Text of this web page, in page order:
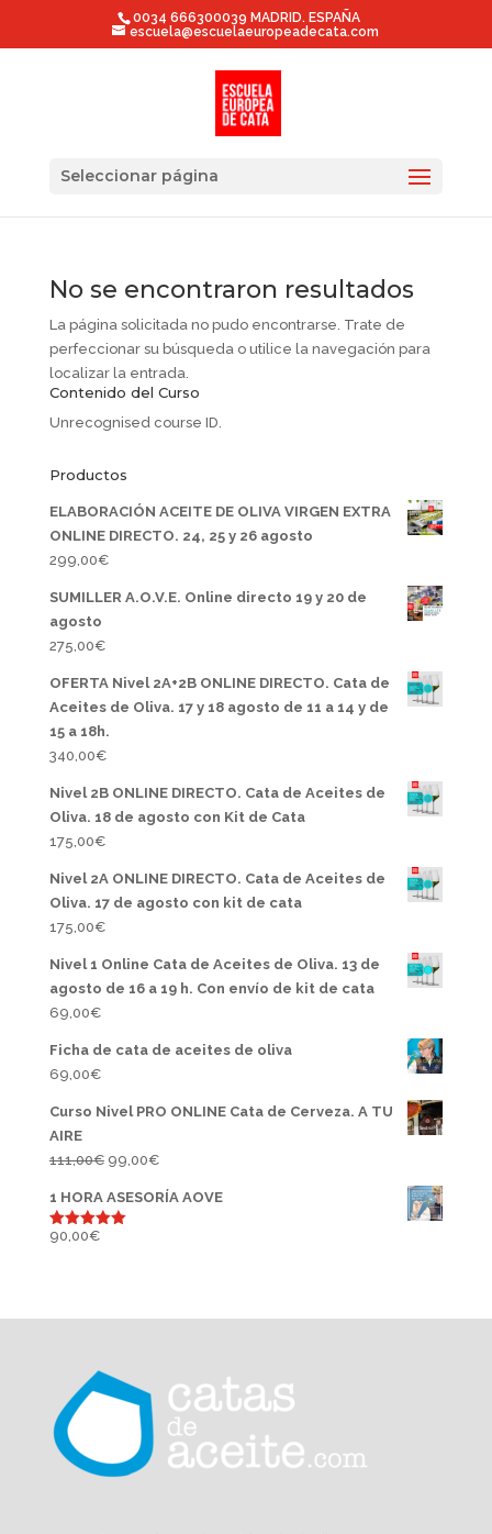
0034 666300039 MADRID. ESPAÑA
escuela@escuelaeuropeadecata.com
Seleccionar página
No se encontraron resultados
La página solicitada no pudo encontrarse. Trate de
perfeccionar su búsqueda o utilice la navegación para
localizar la entrada.
Contenido del Curso
Unrecognised course ID.
Productos
ELABORACIÓN ACEITE DE OLIVA VIRGEN EXTRA
ONLINE DIRECTO. 24, 25 y 26 agosto
299,00€
SUMILLER A.O.V.E. Online directo 19 y 20 de
agosto
275,00€
OFERTA Nivel 2A+2B ONLINE DIRECTO. Cata de
Aceites de Oliva. 17 y 18 agosto de 11 a 14 y de
15 a 18h.
340,00€
Nivel 2B ONLINE DIRECTO. Cata de Aceites de
Oliva. 18 de agosto con Kit de Cata
175,00€
Nivel 2A ONLINE DIRECTO. Cata de Aceites de
Oliva. 17 de agosto con kit de cata
175,00€
Nivel 1 Online Cata de Aceites de Oliva. 13 de
agosto de 16 a 19 h. Con envío de kit de cata
69,00€
Ficha de cata de aceites de oliva
69,00€
Curso Nivel PRO ONLINE Cata de Cerveza. A TU
AIRE
111,00€ El
original
99,00€El
actual
1 HORA ASESORÍA AOVE
Valorado
90,00€